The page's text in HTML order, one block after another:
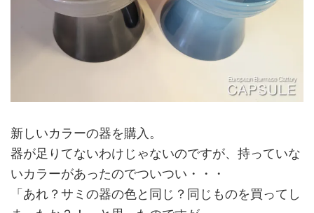
新しいカラーの器を購入。
器が足りてないわけじゃないのですが、持っていな
いカラーがあったのでついつい・・・
「あれ？サミの器の色と同じ？同じものを買ってし